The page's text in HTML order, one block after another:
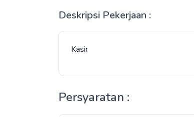
Deskripsi Pekerjaan :
Kasir
Persyaratan :